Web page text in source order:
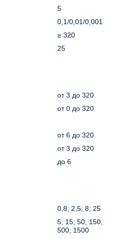
5
0,1/0,01/0,001
≥ 320
25
от 3 до 320
от 0 до 320
от 6 до 320
от 3 до 320
до 6
0,8; 2,5; 8; 25
5; 15; 50; 150;
500; 1500